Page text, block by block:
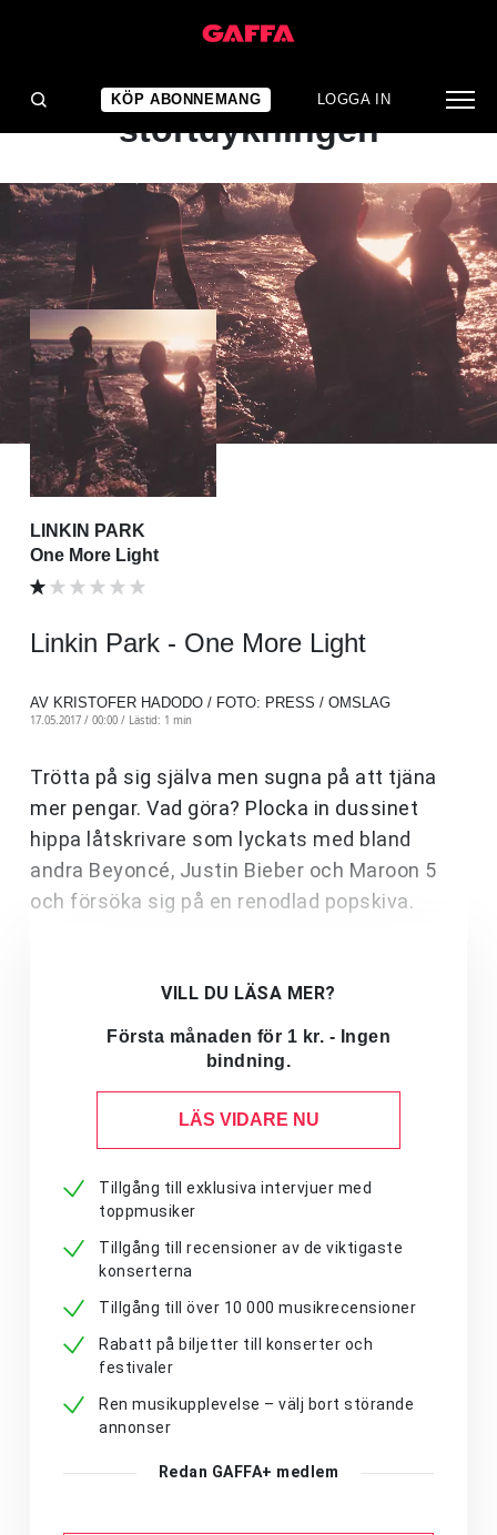
KÖP ABONNEMANG LOGGA IN
ALBUMRECENSION
Rena rama
störtdykningen
LINKIN PARK
One More Light
Linkin Park - One More Light
AV KRISTOFER HADODO / FOTO: PRESS / OMSLAG
17.05.2017 / 00:00 / Lästid: 1 min
Trötta på sig själva men sugna på att tjäna
mer pengar. Vad göra? Plocka in dussinet
hippa låtskrivare som lyckats med bland
andra Beyoncé, Justin Bieber och Maroon 5
och försöka sig på en renodlad popskiva.
VILL DU LÄSA MER?
Första månaden för 1 kr. - Ingen
bindning.
LÄS VIDARE NU
Tillgång till exklusiva intervjuer med
toppmusiker
Tillgång till recensioner av de viktigaste
konserterna
Tillgång till över 10 000 musikrecensioner
Rabatt på biljetter till konserter och
festivaler
Ren musikupplevelse – välj bort störande
annonser
Redan GAFFA+ medlem